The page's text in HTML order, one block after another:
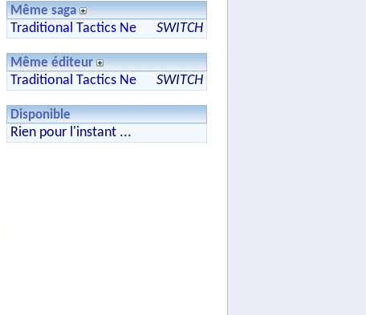
Même saga
Traditional Tactics Ne SWITCH
Même éditeur
Traditional Tactics Ne SWITCH
Disponible
Rien pour l'instant ...